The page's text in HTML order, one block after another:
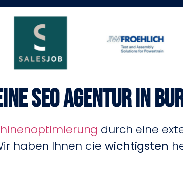
SEO Agentur in
durch eine
haben Ihnen die wichtigsten